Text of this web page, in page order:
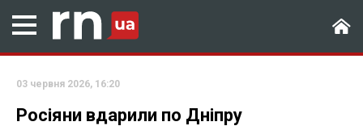
03 червня 2026, 16:20
Росіяни вдарили по Дніпру